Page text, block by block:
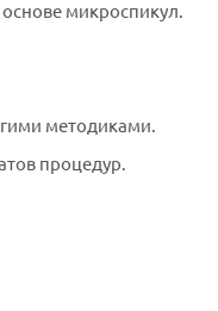
микроспикул.
методиками.
процедур.